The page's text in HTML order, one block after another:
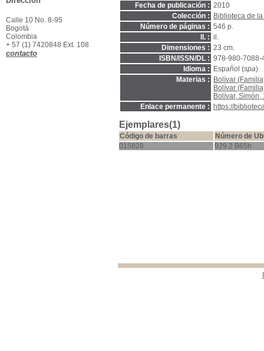
Fecha de publicación : 2010
Colección :
Biblioteca de
Número de páginas : 546 p.
Il. : il.
Dimensiones : 23 cm.
ISBN/ISSN/DL : 978-980-7088-
Idioma :
Español (spa)
Materias :
Bolívar
Bolívar
Bolívar,
Enlace permanente :
https://
Ejemplares(1)
Código de barras
Número de
015828
929.2 B65h
Calle 10 No. 8-95
Bogotá
Colombia
+ 57 (1) 7420848 Ext. 108
contacto